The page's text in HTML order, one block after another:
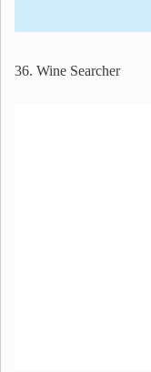
36. Wine Searcher